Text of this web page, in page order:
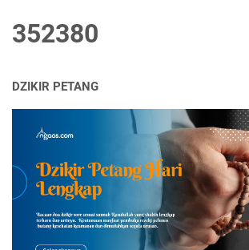
352380
DZIKIR PETANG